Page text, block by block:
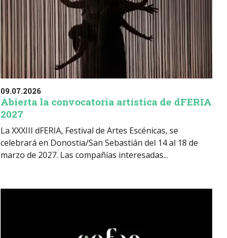
09.07.2026
Abierta la convocatoria artística de dFERIA
2027
La XXXIII dFERIA, Festival de Artes Escénicas, se
celebrará en Donostia/San Sebastián del 14 al 18 de
marzo de 2027. Las compañías interesadas...